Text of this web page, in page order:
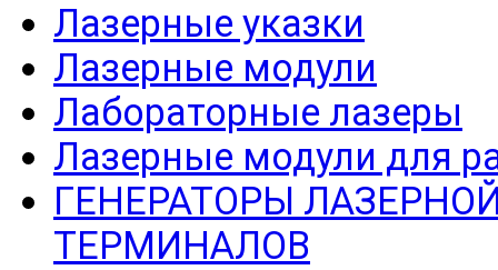
Лазерные указки
Лазерные модули
Лабораторные лазеры
Лазерные модули для
ГЕНЕРАТОРЫ
ТЕРМИНАЛОВ